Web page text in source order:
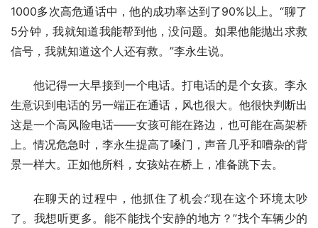
1000多次高危通话中，他的成功率达到了90%以上。“聊了
5分钟，我就知道我能帮到他，没问题。如果他能抛出求救
信号，我就知道这个人还有救。”李永生说。
他记得一大早接到一个电话。打电话的是个女孩。李永
生意识到电话的另一端正在通话，风也很大。他很快判断出
这是一个高风险电话——女孩可能在路边，也可能在高架桥
上。情况危急时，李永生提高了嗓门，声音几乎和嘈杂的背
景一样大。正如他所料，女孩站在桥上，准备跳下去。
在聊天的过程中，他抓住了机会:“现在这个环境太吵
了。我想听更多。能不能找个安静的地方？”找个车辆少的